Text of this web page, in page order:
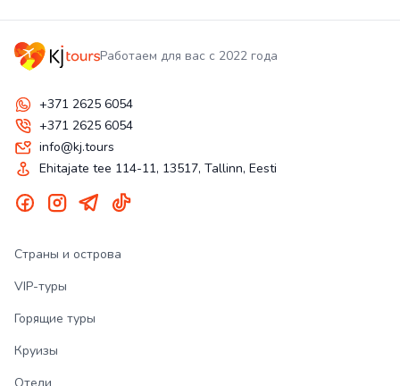
Работаем для вас с 2022 года
+371 2625 6054
+371 2625 6054
info@kj.tours
Ehitajate tee 114-11, 13517, Tallinn, Eesti
Страны и острова
VIP-туры
Горящие туры
Круизы